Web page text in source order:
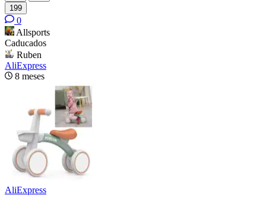
199
0
Allsports
Caducados
Ruben
AliExpress
8 meses
AliExpress